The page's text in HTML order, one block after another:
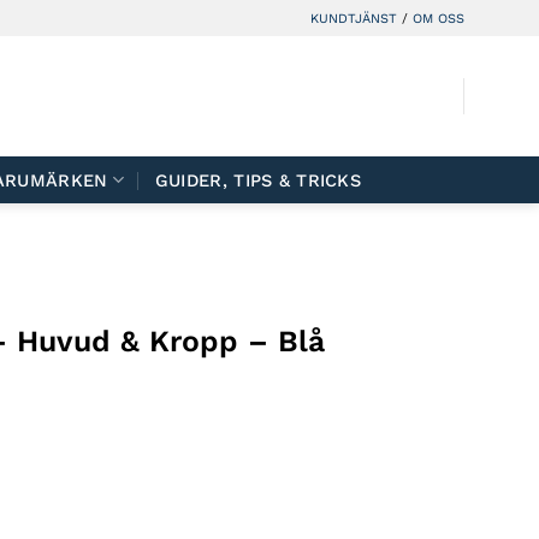
KUNDTJÄNST / OM OSS
GUIDER, TIPS & TRICKS
Huvud & Kropp – Blå